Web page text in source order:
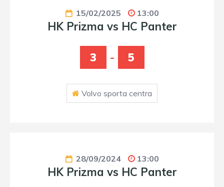
15/02/2025 13:00
HK Prizma vs HC Panter
3 - 5
Volvo sporta centra
28/09/2024 13:00
HK Prizma vs HC Panter